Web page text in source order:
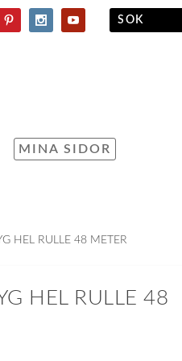
MINA SIDOR
HEL RULLE 48 METER
HEL RULLE 48